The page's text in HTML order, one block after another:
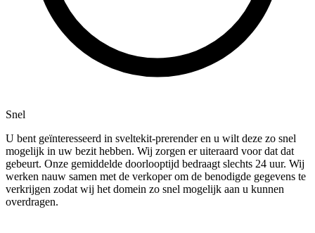
Snel
U bent geïnteresseerd in sveltekit-prerender en u wilt deze zo snel
mogelijk in uw bezit hebben. Wij zorgen er uiteraard voor dat dat
gebeurt. Onze gemiddelde doorlooptijd bedraagt slechts 24 uur. Wij
werken nauw samen met de verkoper om de benodigde gegevens te
verkrijgen zodat wij het domein zo snel mogelijk aan u kunnen
overdragen.